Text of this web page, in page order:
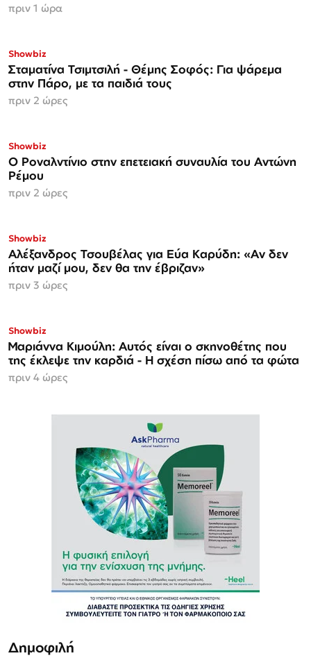
πριν 1 ώρα
Showbiz
Σταματίνα Τσιμτσιλή - Θέμης Σοφός: Για ψάρεμα
στην Πάρο, με τα παιδιά τους
πριν 2 ώρες
Showbiz
Ο Ροναλντίνιο στην επετειακή συναυλία του Αντώνη
Ρέμου
πριν 2 ώρες
Showbiz
Αλέξανδρος Τσουβέλας για Εύα Καρύδη: «Αν δεν
ήταν μαζί μου, δεν θα την έβριζαν»
πριν 3 ώρες
Showbiz
Μαριάννα Κιμούλη: Αυτός είναι ο σκηνοθέτης που
της έκλεψε την καρδιά - Η σχέση πίσω από τα φώτα
πριν 4 ώρες
Δημοφιλή